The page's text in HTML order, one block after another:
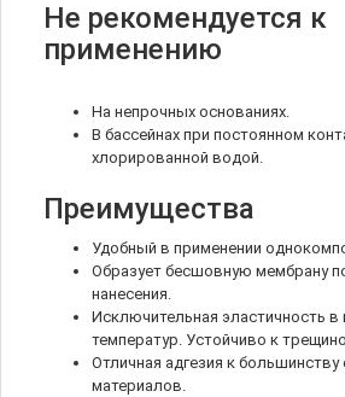
Не рекомендуется к
применению
На непрочных основаниях.
В бассейнах при постоянном
хлорированной водой.
Преимущества
Удобный в применении
Образует бесшовную мембрану
нанесения.
Исключительная эластичность
температур. Устойчиво к
Отличная адгезия к
материалов.